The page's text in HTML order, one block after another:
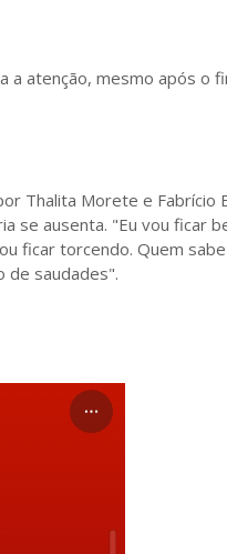
a atenção, mesmo após o
Thalita Morete e Fabrício
se ausenta. "Eu vou ficar
ficar torcendo. Quem
de saudades".